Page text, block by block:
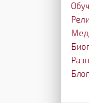
Блог